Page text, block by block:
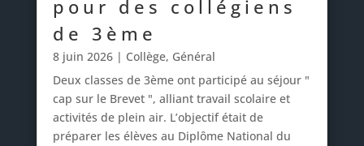
pour des collégiens
de 3ème
8 juin 2026| Collège, Général
Deux classes de 3ème ont participé au séjour "
cap sur le Brevet ", alliant travail scolaire et
activités de plein air. L’objectif était de
préparer les élèves au Diplôme National du